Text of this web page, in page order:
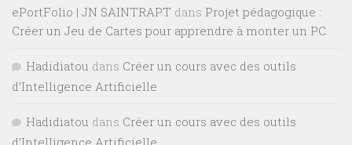
ePortFolio | JN SAINTRAPT dans Projet pédagogique :
Créer un Jeu de Cartes pour apprendre à monter un PC
Hadidiatou dans Créer un cours avec des outils
d’Intelligence Artificielle
Hadidiatou dans Créer un cours avec des outils
d’Intelligence Artificielle